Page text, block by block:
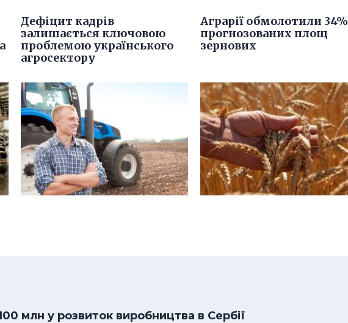
Дефіцит кадрів
залишається ключовою
проблемою українського
агросектору
Аграрії обмолотили 34%
прогнозованих площ
зернових
млн у розвиток виробництва в Сербії